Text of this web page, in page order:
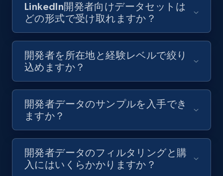
LinkedIn開発者向けデータセットは
どの形式で受け取れますか？
開発者を所在地と経験レベルで絞り
込めますか？
開発者データのサンプルを入手でき
ますか？
開発者データのフィルタリングと購
入にはいくらかかりますか？